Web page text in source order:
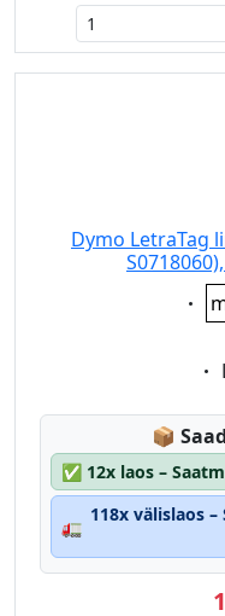
Dymo LetraTag
📦
✅ 12x laos –
🚛
118x välislaos